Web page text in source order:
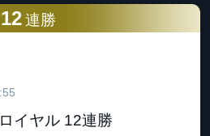
12 連勝
イヤル 12連勝